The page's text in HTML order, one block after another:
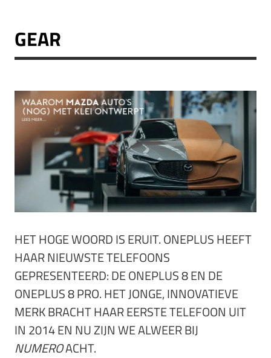
GEAR
HET HOGE WOORD IS ERUIT. ONEPLUS HEEFT
HAAR NIEUWSTE TELEFOONS
GEPRESENTEERD: DE ONEPLUS 8 EN DE
ONEPLUS 8 PRO. HET JONGE, INNOVATIEVE
MERK BRACHT HAAR EERSTE TELEFOON UIT
IN 2014 EN NU ZIJN WE ALWEER BIJ
NUMEROACHT.